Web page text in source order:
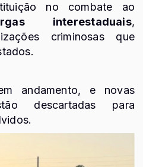
no combate ao
interestaduais,
criminosas que
andamento, e novas
descartadas para